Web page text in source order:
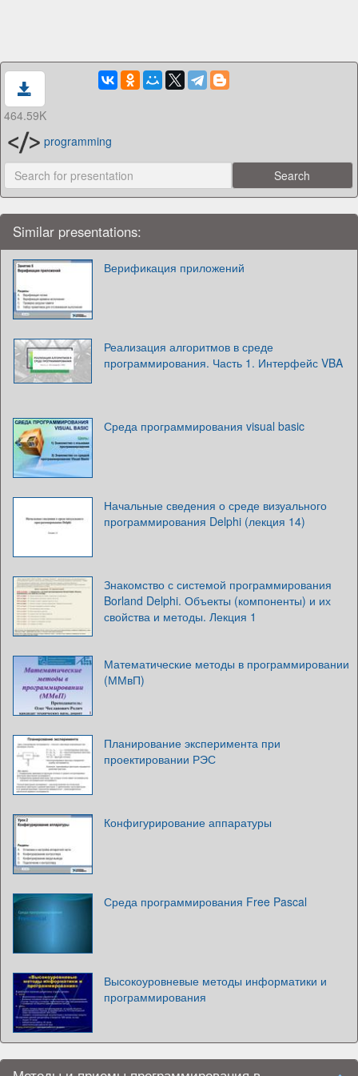
464.59K
programming
Similar presentations:
Верификация приложений
Реализация алгоритмов в среде
программирования. Часть 1. Интерфейс VBA
Среда программирования visual basic
Начальные сведения о среде визуального
программирования Delphi (лекция 14)
Знакомство с системой программирования
Borland Delphi. Объекты (компоненты) и их
свойства и методы. Лекция 1
Математические методы в программировании
(ММвП)
Планирование эксперимента при
проектировании РЭС
Конфигурирование аппаратуры
Среда программирования Free Pascal
Высокоуровневые методы информатики и
программирования